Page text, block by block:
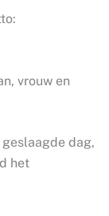
vrouw en
dag,
het